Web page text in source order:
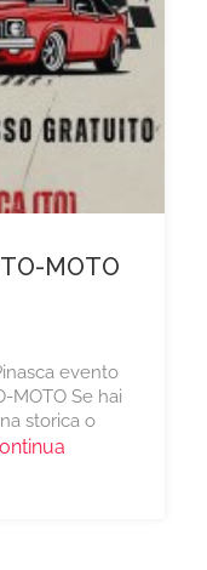
MOTO
evento
MOTO Se hai
storica o